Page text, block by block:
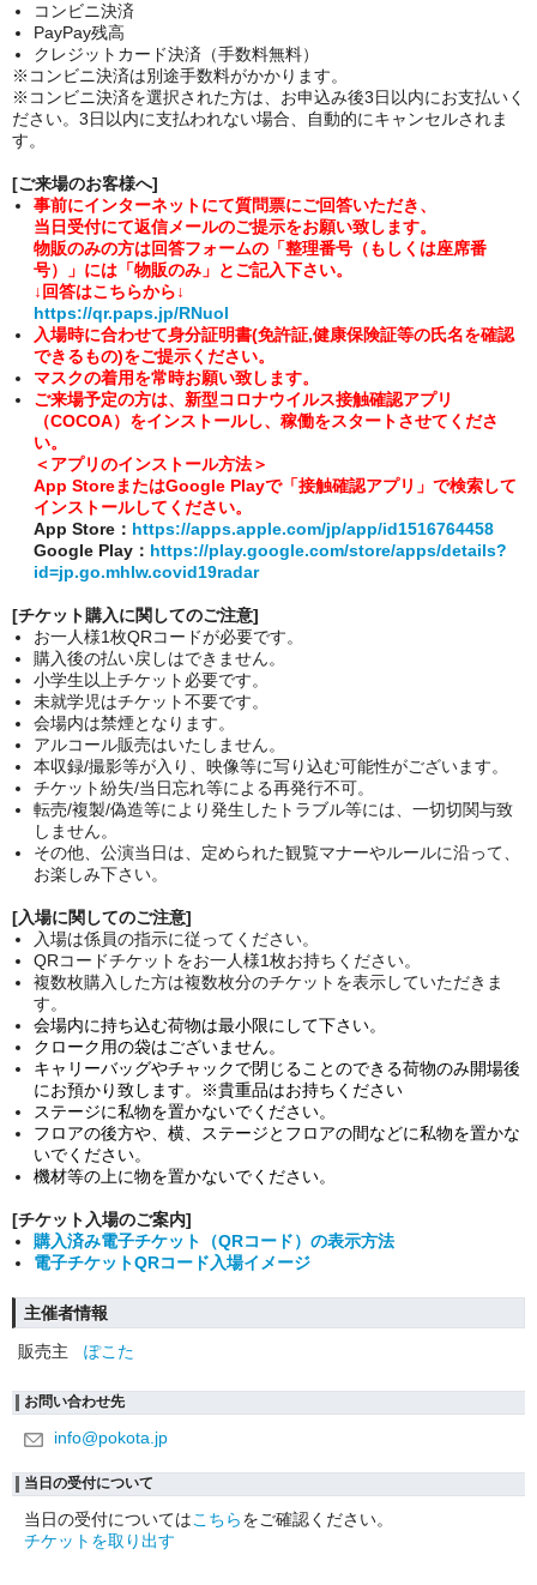
コンビニ決済
PayPay残高
クレジットカード決済（手数料無料）
※コンビニ決済は別途手数料がかかります。
※コンビニ決済を選択された方は、お申込み後3日以内にお支払いく
ださい。3日以内に支払われない場合、自動的にキャンセルされま
す。
[ご来場のお客様へ]
事前にインターネットにて質問票にご回答いただき、
当日受付にて返信メールのご提示をお願い致します。
物販のみの方は回答フォームの「整理番号（もしくは座席番
号）」には「物販のみ」とご記入下さい。
↓回答はこちらから↓
https://qr.paps.jp/RNuol
入場時に合わせて身分証明書(免許証,健康保険証等の氏名を確認
できるもの)をご提示ください。
マスクの着用を常時お願い致します。
ご来場予定の方は、新型コロナウイルス接触確認アプリ
（COCOA）をインストールし、稼働をスタートさせてくださ
い。
＜アプリのインストール方法＞
App StoreまたはGoogle Playで「接触確認アプリ」で検索して
インストールしてください。
App Store： https://apps.apple.com/jp/app/id1516764458
Google Play： https://play.google.com/store/apps/details?
id=jp.go.mhlw.covid19radar
[チケット購入に関してのご注意]
お一人様1枚QRコードが必要です。
購入後の払い戻しはできません。
小学生以上チケット必要です。
未就学児はチケット不要です。
会場内は禁煙となります。
アルコール販売はいたしません。
本収録/撮影等が入り、映像等に写り込む可能性がございます。
チケット紛失/当日忘れ等による再発行不可。
転売/複製/偽造等により発生したトラブル等には、一切切関与致
しません。
その他、公演当日は、定められた観覧マナーやルールに沿って、
お楽しみ下さい。
[入場に関してのご注意]
入場は係員の指示に従ってください。
QRコードチケットをお一人様1枚お持ちください。
複数枚購入した方は複数枚分のチケットを表示していただきま
す。
会場内に持ち込む荷物は最小限にして下さい。
クローク用の袋はございません。
キャリーバッグやチャックで閉じることのできる荷物のみ開場後
にお預かり致します。※貴重品はお持ちください
ステージに私物を置かないでください。
フロアの後方や、横、ステージとフロアの間などに私物を置かな
いでください。
機材等の上に物を置かないでください。
[チケット入場のご案内]
購入済み電子チケット（QRコード）の表示方法
電子チケットQRコード入場イメージ
主催者情報
販売主
ぽこた
お問い合わせ先
info@pokota.jp
当日の受付について
当日の受付についてはこちらをご確認ください。
チケットを取り出す